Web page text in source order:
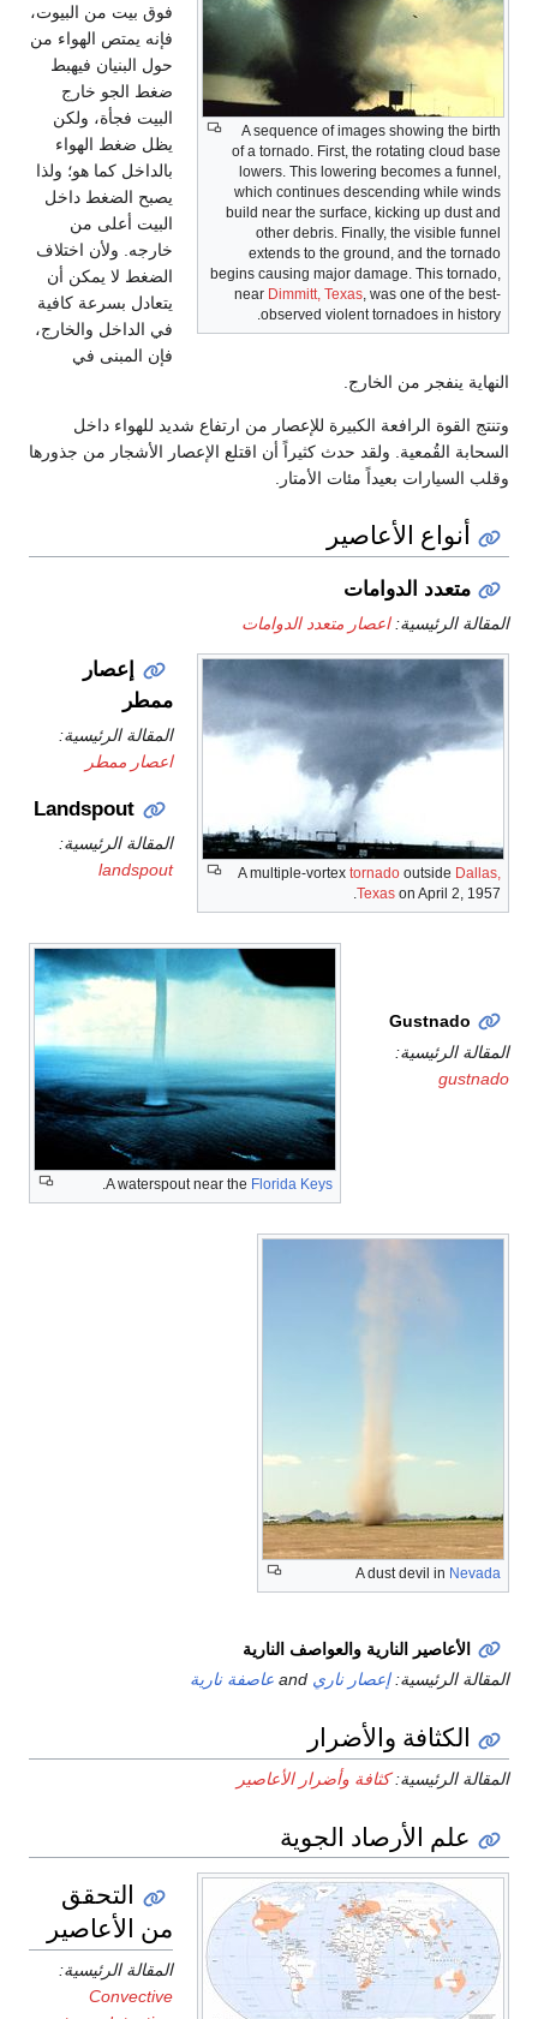
A sequence of images showing the birth
of a tornado. First, the rotating cloud base
lowers. This lowering becomes a funnel,
which continues descending while winds
build near the surface, kicking up dust and
other debris. Finally, the visible funnel
extends to the ground, and the tornado
begins causing major damage. This tornado,
near Dimmitt, Texas , was one of the best-
observed violent tornadoes in history.
فوق بيت من البيوت،
فإنه يمتص الهواء من
حول البنيان فيهبط
ضغط الجو خارج
البيت فجأة، ولكن
يظل ضغط الهواء
بالداخل كما هو؛ ولذا
يصبح الضغط داخل
البيت أعلى من
خارجه. ولأن اختلاف
الضغط لا يمكن أن
يتعادل بسرعة كافية
في الداخل والخارج،
فإن المبنى في
النهاية ينفجر من الخارج.
وتنتج القوة الرافعة الكبيرة للإعصار من ارتفاع شديد للهواء داخل
السحابة القُمعية. ولقد حدث كثيراً أن اقتلع الإعصار الأشجار من جذورها
وقلب السيارات بعيداً مئات الأمتار.
أنواع الأعاصير
متعدد الدوامات
المقالة الرئيسية:اعصار متعدد الدوامات
A multiple-vortex tornado outside Dallas,
Texas on April 2, 1957.
إعصار
ممطر
المقالة الرئيسية:
اعصار ممطر
A waterspout near the Florida Keys
.
Landspout
المقالة الرئيسية:
landspout
Similar
circulations
Gustnado
المقالة الرئيسية:
gustnado
A dust devil in Nevada
الأعاصير النارية والعواصف النارية
المقالة الرئيسية:إعصار ناري عاصفة نارية
الكثافة والأضرار
المقالة الرئيسية:كثافة وأضرار الأعاصير
علم الأرصاد الجوية
التحقق
من الأعاصير
المقالة الرئيسية:
Convective